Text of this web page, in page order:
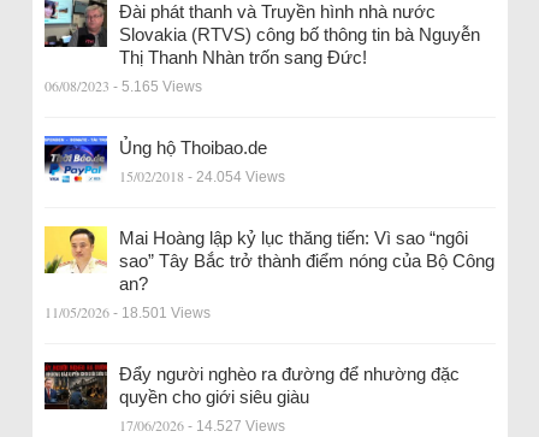
Đài phát thanh và Truyền hình nhà nước
Slovakia (RTVS) công bố thông tin bà Nguyễn
Thị Thanh Nhàn trốn sang Đức!
06/08/2023 - 5.165 Views
Ủng hộ Thoibao.de
15/02/2018 - 24.054 Views
Mai Hoàng lập kỷ lục thăng tiến: Vì sao “ngôi
sao” Tây Bắc trở thành điểm nóng của Bộ Công
an?
11/05/2026 - 18.501 Views
Đẩy người nghèo ra đường để nhường đặc
quyền cho giới siêu giàu
17/06/2026 - 14.527 Views